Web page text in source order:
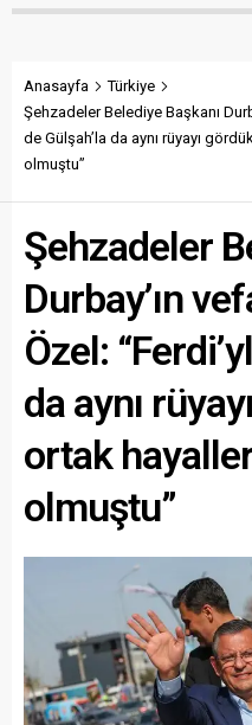
Anasayfa
Türkiye
Şehzadeler Belediye Başkanı
de Gülşah’la da aynı rüyayı
olmuştu”
Şehzadeler
Durbay’ın
Özel:
da aynı
ortak
olmuştu”